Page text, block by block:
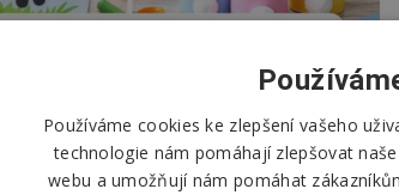
Používáme cookies ke zlepšení vašeho
technologie nám pomáhají zlepšovat
webu a umožňují nám pomáhat